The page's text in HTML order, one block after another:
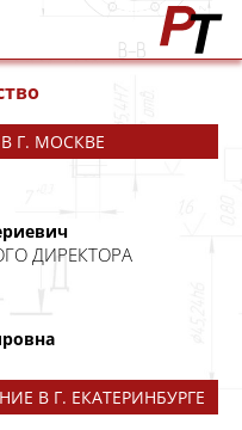
Г. МОСКВЕ
ДИРЕКТОРА
В Г. ЕКАТЕРИНБУРГЕ